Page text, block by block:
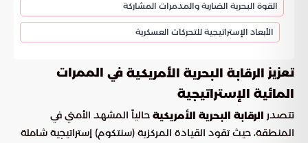
القوة البحرية الضاربة والمدمرات المشاركة
الأبعاد الإستراتيجية للتحركات العسكرية
تعزيز الرقابة البحرية الأمريكية في الممرات
المائية الإستراتيجية
تتصدر الرقابة البحرية الأمريكية حالياً المشهد الأمني في
المنطقة، حيث تقود القيادة المركزية (سنتكوم) إستراتيجية شاملة